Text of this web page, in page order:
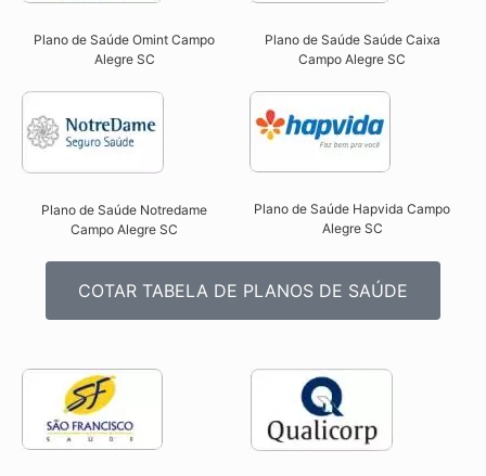
Plano de Saúde Omint Campo
Alegre SC​
Plano de Saúde Saúde Caixa
Campo Alegre SC​
Plano de Saúde Notredame
Campo Alegre SC​
Plano de Saúde Hapvida Campo
Alegre SC​
COTAR TABELA DE PLANOS DE SAÚDE